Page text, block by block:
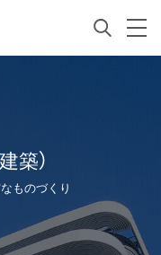
築）
ものづくり